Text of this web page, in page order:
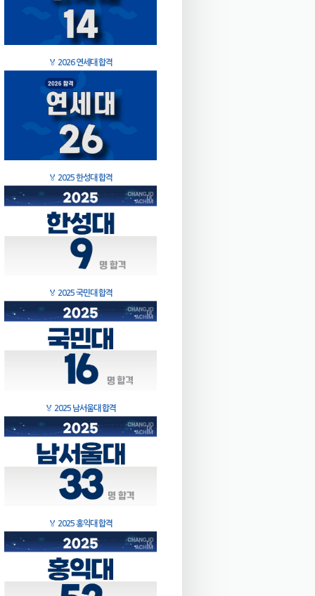
🏅 2026 연세대 합격
🏅 2025 한성대 합격
🏅 2025 국민대 합격
🏅 2025 남서울대 합격
🏅 2025 홍익대 합격